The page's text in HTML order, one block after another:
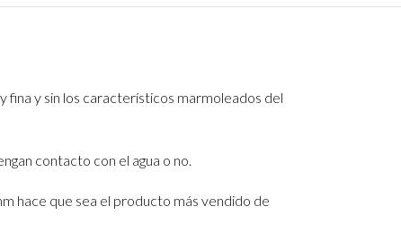
fina y sin los característicos marmoleados del
contacto con el agua o no.
hace que sea el producto más vendido de